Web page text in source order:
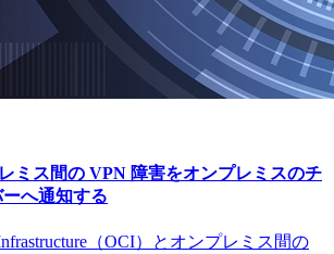
ミス間の VPN 障害をオンプレミスのチ
へ通知する
（OCI）とオンプレミス間の